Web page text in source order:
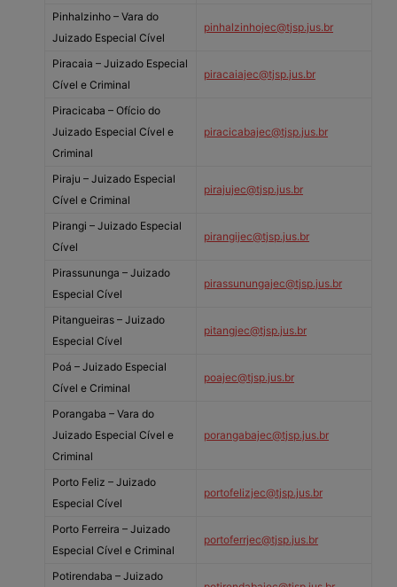
Pinhalzinho – Vara do
Juizado Especial Cível
pinhalzinhojec@tjsp.jus.br
Piracaia – Juizado Especial
Cível e Criminal
piracaiajec@tjsp.jus.br
Piracicaba – Ofício do
Juizado Especial Cível e
Criminal
piracicabajec@tjsp.jus.br
Piraju – Juizado Especial
Cível e Criminal
pirajujec@tjsp.jus.br
Pirangi – Juizado Especial
Cível
pirangijec@tjsp.jus.br
Pirassununga – Juizado
Especial Cível
pirassunungajec@tjsp.jus.br
Pitangueiras – Juizado
Especial Cível
pitangjec@tjsp.jus.br
Poá – Juizado Especial
Cível e Criminal
poajec@tjsp.jus.br
Porangaba – Vara do
Juizado Especial Cível e
Criminal
porangabajec@tjsp.jus.br
Porto Feliz – Juizado
Especial Cível
portofelizjec@tjsp.jus.br
Porto Ferreira – Juizado
Especial Cível e Criminal
portoferrjec@tjsp.jus.br
Potirendaba – Juizado